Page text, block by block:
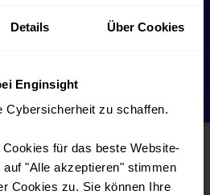
Details Über Cookies
Enginsight
Cybersicherheit zu schaffen.
für das beste Website-
"Alle akzeptieren" stimmen
Cookies zu. Sie können Ihre
2714966